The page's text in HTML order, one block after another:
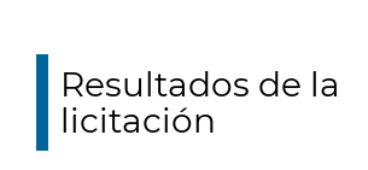
Resultados de la
licitación